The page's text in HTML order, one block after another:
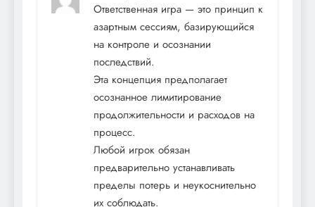
Ответственная игра — это принцип к
азартным сессиям, базирующийся
на контроле и осознании
последствий.
Эта концепция предполагает
осознанное лимитирование
продолжительности и расходов на
процесс.
Любой игрок обязан
предварительно устанавливать
пределы потерь и неукоснительно
их соблюдать.